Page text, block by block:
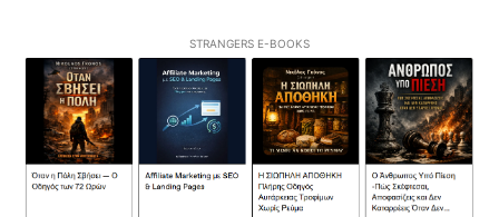
STRANGERS E-BOOKS